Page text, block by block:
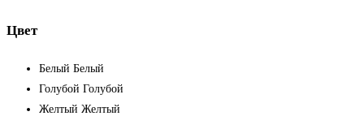
Цвет
Белый Белый
Голубой Голубой
Желтый Желтый